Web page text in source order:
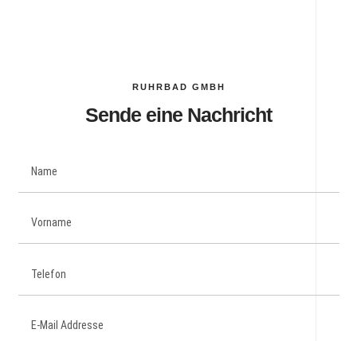
RUHRBAD GMBH
Sende eine Nachricht